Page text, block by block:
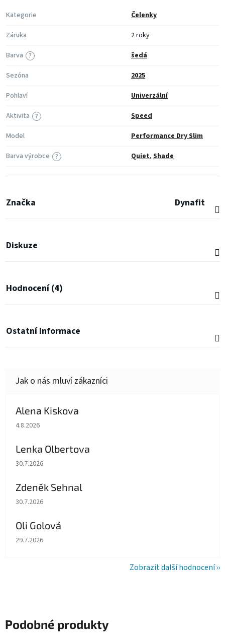
Kategorie
Čelenky
Záruka
2 roky
?
Barva
šedá
Sezóna
2025
Pohlaví
Univerzální
?
Aktivita
Speed
Model
Performance Dry Slim
?
Barva výrobce Quiet, Shade
Značka Dynafit
Diskuze
Hodnocení (4)
Ostatní informace
Alena Kiskova
Hodnocení obchodu je 5 z 5 hvězdiček.
4.8.2026
Lenka Olbertova
Hodnocení obchodu je 5 z 5 hvězdiček.
30.7.2026
Zdeněk Sehnal
Hodnocení obchodu je 5 z 5 hvězdiček.
30.7.2026
Oli Golová
Hodnocení obchodu je 5 z 5 hvězdiček.
29.7.2026
Zobrazit další hodnocení
Podobné produkty